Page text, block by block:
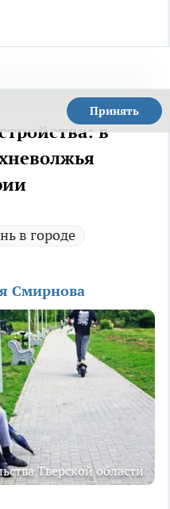
Принять
в
в городе
Смирнова
Тверской области